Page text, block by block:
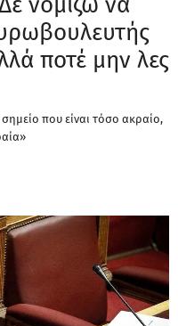
ποτέ μην λες
που είναι τόσο ακραίο,